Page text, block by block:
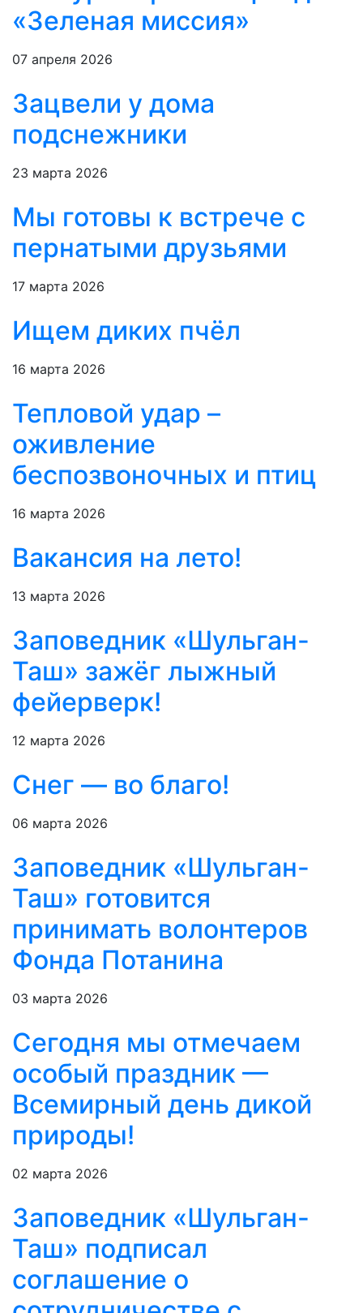
«Зеленая миссия»
07 апреля 2026
Зацвели у дома
подснежники
23 марта 2026
Мы готовы к встрече с
пернатыми друзьями
17 марта 2026
Ищем диких пчёл
16 марта 2026
Тепловой удар –
оживление
беспозвоночных и птиц
16 марта 2026
Вакансия на лето!
13 марта 2026
Заповедник «Шульган-
Таш» зажёг лыжный
фейерверк!
12 марта 2026
Снег — во благо!
06 марта 2026
Заповедник «Шульган-
Таш» готовится
принимать волонтеров
Фонда Потанина
03 марта 2026
Сегодня мы отмечаем
особый праздник —
Всемирный день дикой
природы!
02 марта 2026
Заповедник «Шульган-
Таш» подписал
соглашение о